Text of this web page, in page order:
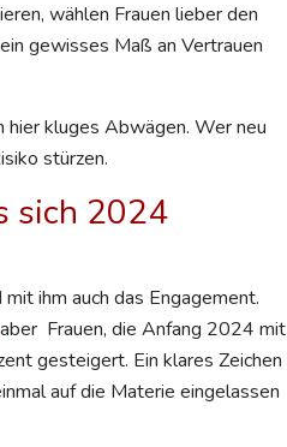
wählen Frauen lieber den
gewisses Maß an Vertrauen
hier kluges Abwägen. Wer neu
stürzen.
sich 2024
ihm auch das Engagement.
Frauen, die Anfang 2024 mit
gesteigert. Ein klares Zeichen
auf die Materie eingelassen